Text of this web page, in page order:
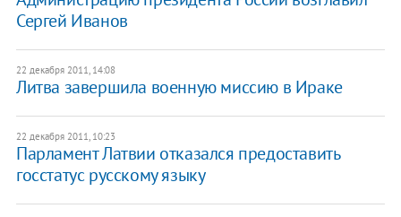
Сергей Иванов
22 декабря 2011, 14:08
​Литва завершила военную миссию в Ираке
22 декабря 2011, 10:23
Парламент Латвии отказался предоставить
госстатус русскому языку